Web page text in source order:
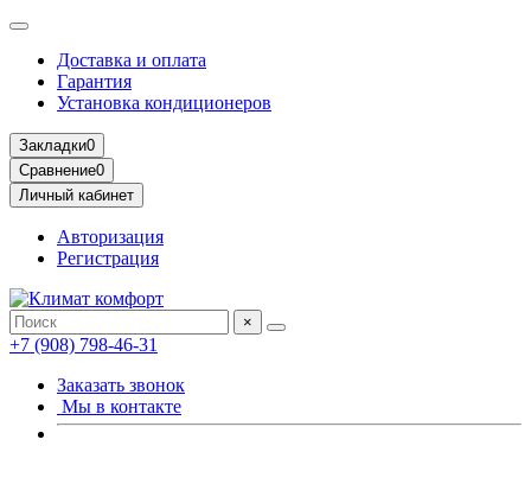
Доставка и оплата
Гарантия
Установка кондиционеров
Закладки0
Сравнение0
Личный кабинет
Авторизация
Регистрация
×
+7 (908) 798-46-31
Заказать звонок
Мы в контакте